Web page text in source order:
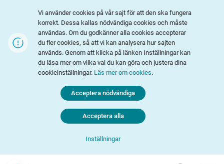
Vi använder cookies på vår sajt för att den ska fungera
korrekt. Dessa kallas nödvändiga cookies och måste
användas. Om du godkänner alla cookies accepterar
du fler cookies, så att vi kan analysera hur sajten
används. Genom att klicka på länken Inställningar kan
du läsa mer om vilka val du kan göra och justera dina
cookieinställningar. Läs mer om cookies.
Inställningar
Acceptera nödvändiga
Acceptera alla